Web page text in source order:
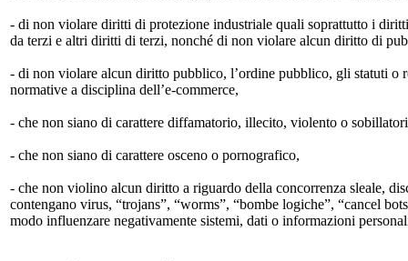
- di non violare diritti di protezione industriale quali soprattutto i
da terzi e altri diritti di terzi, nonché di non violare alcun diritto di
- di non violare alcun diritto pubblico, l’ordine pubblico, gli statuti o
normative a disciplina dell’e-commerce,
- che non siano di carattere diffamatorio, illecito, violento o
- che non siano di carattere osceno o pornografico,
- che non violino alcun diritto a riguardo della concorrenza sleale,
contengano virus, “trojans”, “worms”, “bombe logiche”, “cancel
modo influenzare negativamente sistemi, dati o informazioni